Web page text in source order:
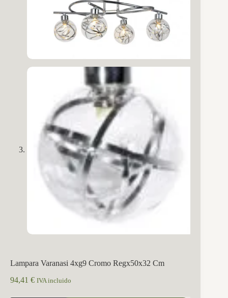
Lampara Varanasi 4xg9 Cromo Regx50x32 Cm
94,41 € IVA incluido